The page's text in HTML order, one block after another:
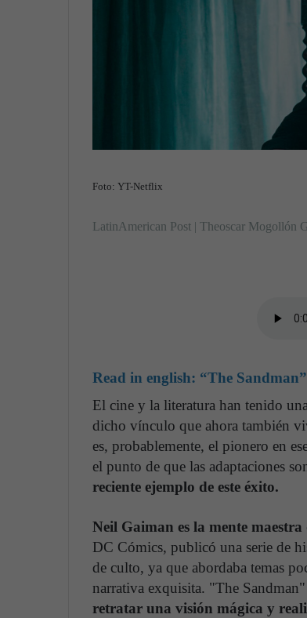
Foto: YT-Netflix
LatinAmerican Post | Theoscar Mogollón
Read in english: “The
El cine y la literatura han tenido
dicho vínculo que ahora también
es, probablemente, el pionero en
el punto de que las adaptaciones
reciente ejemplo de este éxito.
Neil Gaiman es la mente
DC Cómics, publicó una serie de
de culto, ya que abordaba temas
narrativa exquisita. "The
retratar una visión mágica y